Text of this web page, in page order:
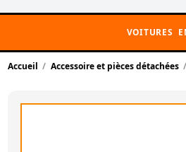
VOITURES
Accueil Accessoire et pièces détachées